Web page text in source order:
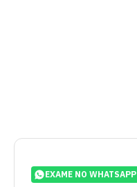
EXAME NO WHATSAPP